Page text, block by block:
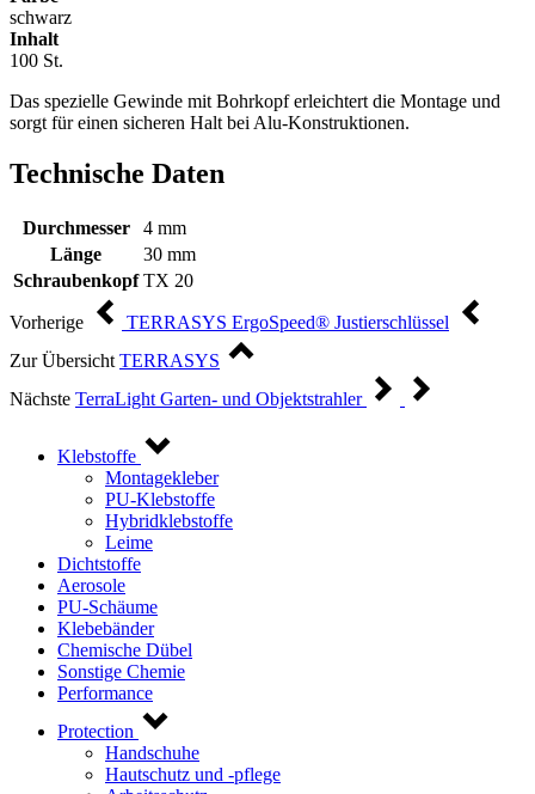
schwarz
Inhalt
100 St.
Das spezielle Gewinde mit Bohrkopf erleichtert die Montage und
sorgt für einen sicheren Halt bei Alu-Konstruktionen.
Technische Daten
Durchmesser
4 mm
Länge
30 mm
Schraubenkopf TX 20
Vorherige
TERRASYS ErgoSpeed® Justierschlüssel
Zur Übersicht TERRASYS
Nächste TerraLight Garten- und Objektstrahler
Klebstoffe
Montagekleber
PU-Klebstoffe
Hybridklebstoffe
Leime
Dichtstoffe
Aerosole
PU-Schäume
Klebebänder
Chemische Dübel
Sonstige Chemie
Performance
Protection
Handschuhe
Hautschutz und -pflege